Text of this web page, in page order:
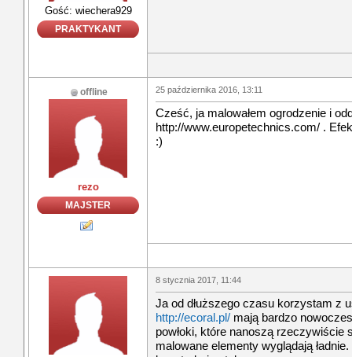
Gość: wiechera929
PRAKTYKANT
offline
rezo
MAJSTER
25 października 2016, 13:11
Cześć, ja malowałem ogrodzenie i
http://www.europetechnics.com/ .
:)
8 stycznia 2017, 11:44
Ja od dłuższego czasu korzystam z
http://ecoral.pl/ mają bardzo
powłoki, które nanoszą rzeczywiście
malowane elementy wyglądają